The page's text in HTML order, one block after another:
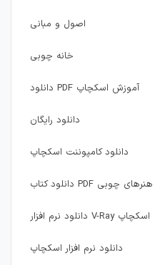
اصول و مبانی
خانه چوبی
دانلود PDF آموزش اسکچاپ
دانلود رایگان
دانلود کامپوننت اسکچاپ
دانلود کتاب PDF هنرهای چوبی
دانلود نرم افزار V-Ray اسکچاپ
دانلود نرم افزار اسکچاپ